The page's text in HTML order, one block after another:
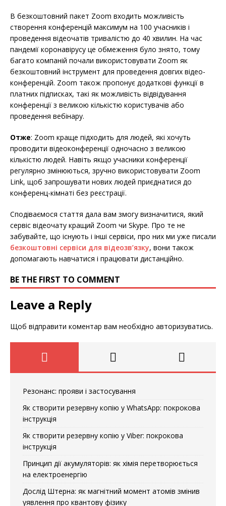
В безкоштовний пакет Zoom входить можливість
створення конференцій максимум на 100 учасників і
проведення відеочатів тривалістю до 40 хвилин. На час
пандемії коронавірусу це обмеження було знято, тому
багато компаній почали використовувати Zoom як
безкоштовний інструмент для проведення довгих відео-
конференцій. Zoom також пропонує додаткові функції в
платних підписках, такі як можливість відвідування
конференції з великою кількістю користувачів або
проведення вебінару.
Отже: Zoom краще підходить для людей, які хочуть
проводити відеоконференції одночасно з великою
кількістю людей. Навіть якщо учасники конференції
регулярно змінюються, зручно використовувати Zoom
Link, щоб запрошувати нових людей приєднатися до
конференц-кімнаті без реєстрації.
Сподіваємося стаття дала вам змогу визначитися, який
сервіс відеочату кращий Zoom чи Skype. Про те не
забувайте, що існують і інші сервіси, про них ми уже писали
безкоштовні сервіси для відеозв’язку, вони також
допомагають навчатися і працювати дистанційно.
BE THE FIRST TO COMMENT
Leave a Reply
Щоб відправити коментар вам необхідно авторизуватись.
Резонанс: прояви і застосування
Як створити резервну копію у WhatsApp: покрокова
інструкція
Як створити резервну копію у Viber: покрокова
інструкція
Принцип дії акумуляторів: як хімія перетворюється
на електроенергію
Дослід Штерна: як магнітний момент атомів змінив
уявлення про квантову фізику